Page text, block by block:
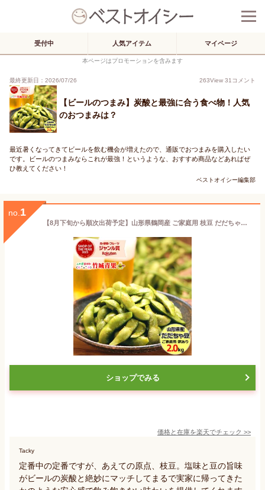
受付中 人気アイテム マイページ
本ページはプロモーションを含みます
最終更新日：2026/07/26 263View 31 コメント
【ビールのつまみ】炭酸と最強に合う食べ物！人気
のおつまみは？
最近暑くなってきてビールを飲む機会が増えたので、通販でおつまみを購入したい
です。ビールのつまみならこれが最強！というような、おすすめ商品などあればぜ
ひ教えてください！
ベストオイシー編集部
no. 1
【8月下旬から順次出荷予定】山形県鶴岡産 ご家庭用 枝豆 だだちゃ豆 2kg(500g×4P)※日時指定はメールで※【山形産 正規品 まめ マメ 豆 枝豆 茶豆 庄内茶豆 だだちゃ豆 ご自宅用 ご家庭用 お得 訳あり わけあり お試し おつまみ 人気 産地直送 送料無料】
ショップでみる
価格と在庫を楽天でチェック >>
Tacky
定番中の定番ですが、あえての原点、枝豆。塩味と豆の旨味
がビールの炭酸と絶妙にマッチしてまるで実家に帰ってきた